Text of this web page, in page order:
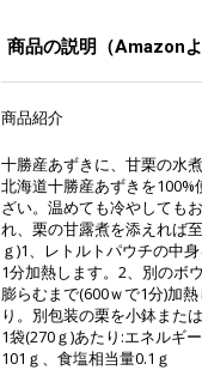
商品の説明（Amazonよ
商品紹介
十勝産あずきに、甘栗の水
北海道十勝産あずきを
ざい。温めても冷やしても
れ、栗の甘露煮を添えれば
ｇ)1、レトルトパウチの中
1分加熱します。2、別のボ
膨らむまで(600ｗで1分)加
り。別包装の栗を小鉢また
1袋(270ｇ)あたり:エネルギ
101ｇ、食塩相当量0.1ｇ